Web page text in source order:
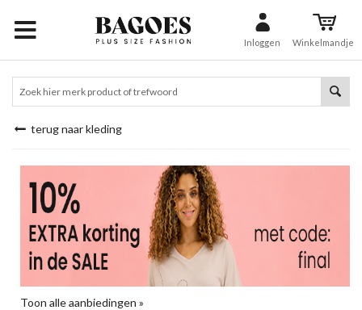
Inloggen Winkelmandje
terug naar kleding
Toon alle aanbiedingen »